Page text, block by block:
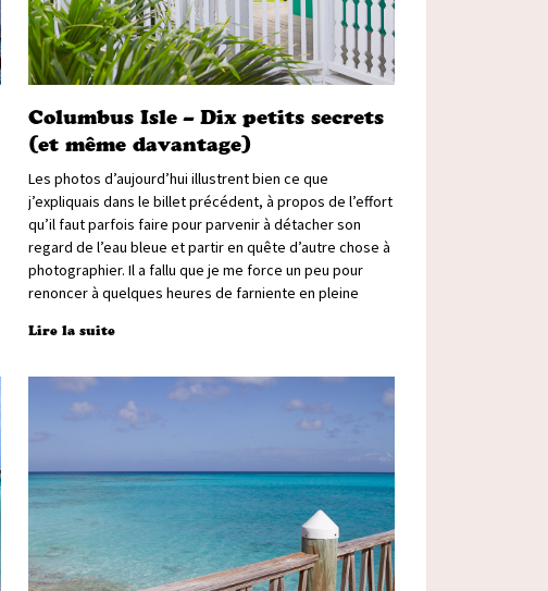
Columbus Isle – Dix petits secrets
(et même davantage)
Les photos d’aujourd’hui illustrent bien ce que
j’expliquais dans le billet précédent, à propos de l’effort
qu’il faut parfois faire pour parvenir à détacher son
regard de l’eau bleue et partir en quête d’autre chose à
photographier. Il a fallu que je me force un peu pour
renoncer à quelques heures de farniente en pleine
Lire la suite